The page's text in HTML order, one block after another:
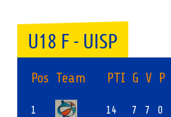
U18 F - UISP
Pos Team PTI G V P
1
14 7 7 0